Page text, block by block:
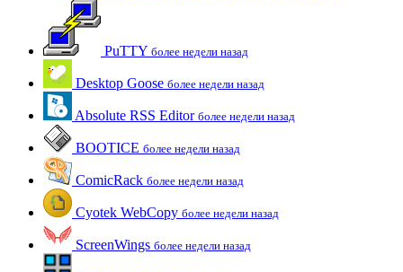
PuTTY более недели назад
Desktop Goose более недели назад
Absolute RSS Editor более недели назад
BOOTICE более недели назад
ComicRack более недели назад
Cyotek WebCopy более недели назад
ScreenWings более недели назад